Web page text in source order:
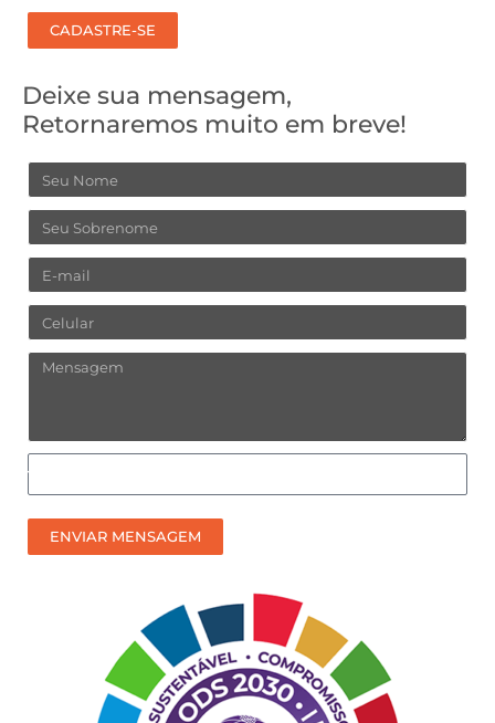
CADASTRE-SE
Deixe sua mensagem,
Retornaremos muito em breve!
Nome
Sobrenome
Email
Celular
Mensagem
Como
prefere
receber
nosso
ENVIAR MENSAGEM